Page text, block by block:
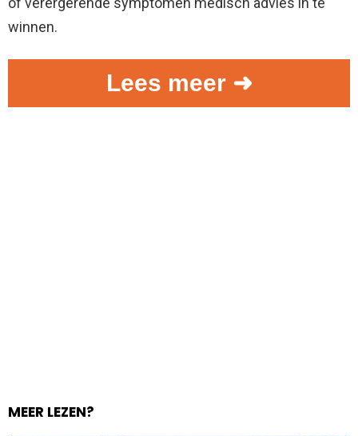
winnen.
Lees meer ➜
MEER LEZEN?